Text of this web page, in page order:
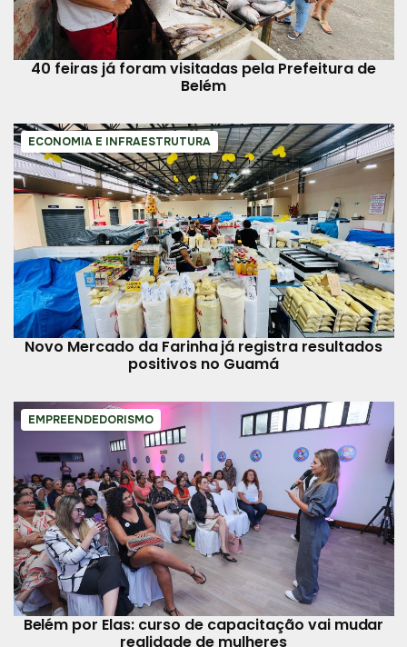
40 feiras já foram visitadas pela Prefeitura de
Belém
ECONOMIA E INFRAESTRUTURA
Novo Mercado da Farinha já registra resultados
positivos no Guamá
EMPREENDEDORISMO
Belém por Elas: curso de capacitação vai mudar
realidade de mulheres